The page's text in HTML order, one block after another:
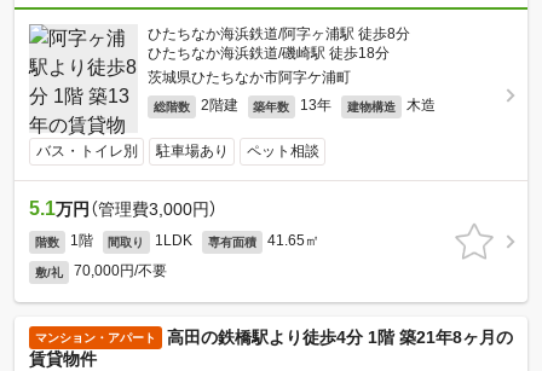
ひたちなか海浜鉄道/阿字ヶ浦駅 徒歩8分
ひたちなか海浜鉄道/磯崎駅 徒歩18分
茨城県ひたちなか市阿字ケ浦町
総階数 2階建 築年数 13年 建物構造 木造
バス・トイレ別 駐車場あり ペット相談
5.1万円 （管理費3,000円）
階数 1階 間取り 1LDK 専有面積 41.65㎡
敷/礼 70,000円/不要
マンション・アパート
高田の鉄橋駅より徒歩4分 1階 築21年8ヶ月の
賃貸物件